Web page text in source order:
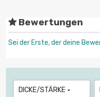
Bewertungen
Sei der Erste, der deine
DICKE/STÄRKE 